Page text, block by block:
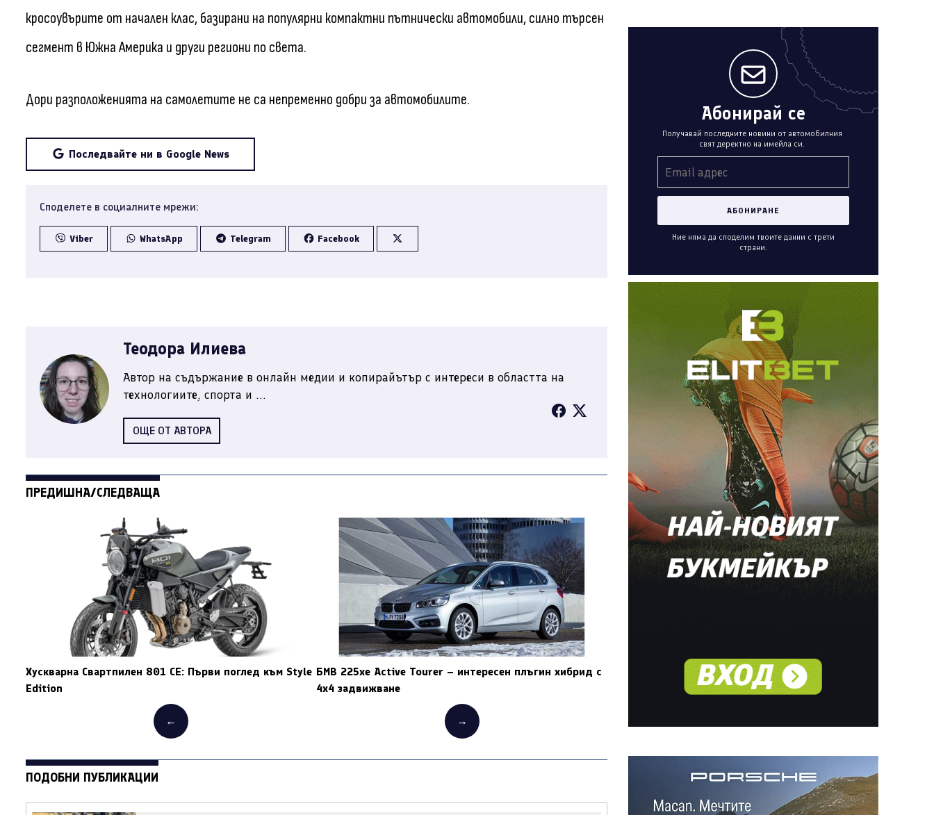
кросоувърите от начален клас, базирани на популярни компактни пътнически автомобили, силно търсен
сегмент в Южна Америка и други региони по света.
Дори разположенията на самолетите не са непременно добри за автомобилите.
Последвайте ни в Google News
Споделете в социалните мрежи:
Viber WhatsApp Telegram Facebook
Теодора Илиева
Автор на съдържание в онлайн медии и копирайътър с интереси в областта на
технологиите, спорта и ...
ОЩЕ ОТ АВТОРА
ПРЕДИШНА/СЛЕДВАЩА
Хускварна Свартпилен 801 СЕ: Първи поглед към Style
Edition
←
БМВ 225xe Active Tourer – интересен плъгин хибрид с
4х4 задвижване
→
ПОДОБНИ ПУБЛИКАЦИИ
Абонирай се
Получавай последните новини от автомобилния
свят деректно на имейла си.
Ние няма да споделим твоите данни с трети
страни.